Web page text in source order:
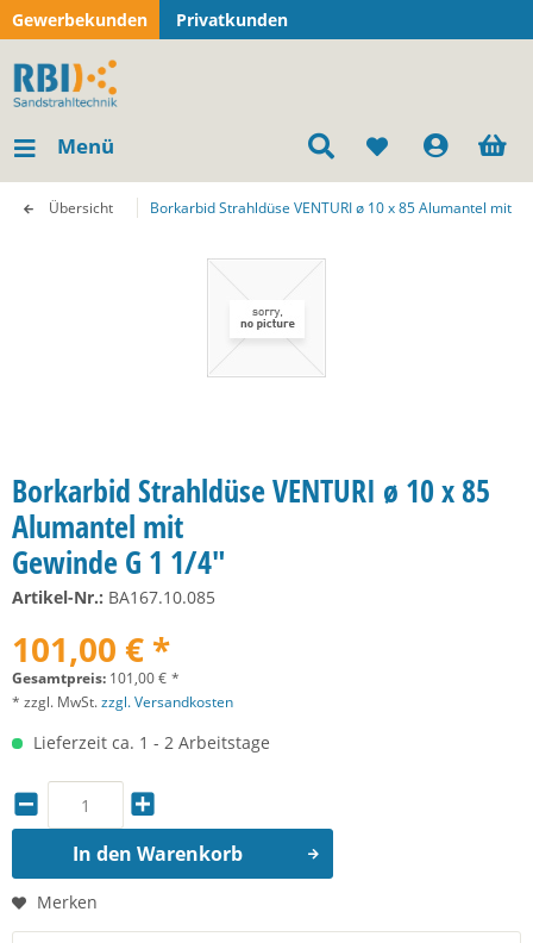
Gewerbekunden Privatkunden
Menü
Übersicht Borkarbid Strahldüse VENTURI ø 10 x 85 Alumantel mit
Borkarbid Strahldüse VENTURI ø 10 x 85
Alumantel mit
Gewinde G 1 1/4"
Artikel-Nr.: BA167.10.085
101,00 € *
Gesamtpreis: 101,00€ *
* zzgl. MwSt.zzgl. Versandkosten
Lieferzeit ca. 1 - 2 Arbeitstage
In den Warenkorb
Merken